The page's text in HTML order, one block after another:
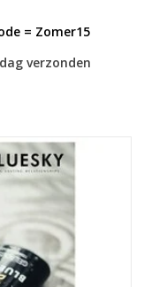
= Zomer15
verzonden